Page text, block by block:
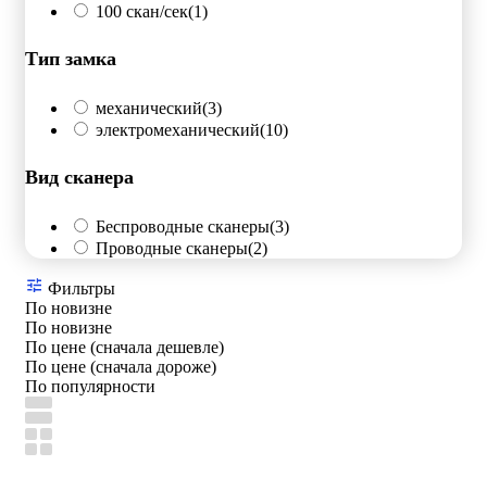
100 скан/сек(1)
Тип замка
механический(3)
электромеханический(10)
Вид сканера
Беспроводные сканеры(3)
Проводные сканеры(2)
Фильтры
По новизне
По новизне
По цене (сначала дешевле)
По цене (сначала дороже)
По популярности